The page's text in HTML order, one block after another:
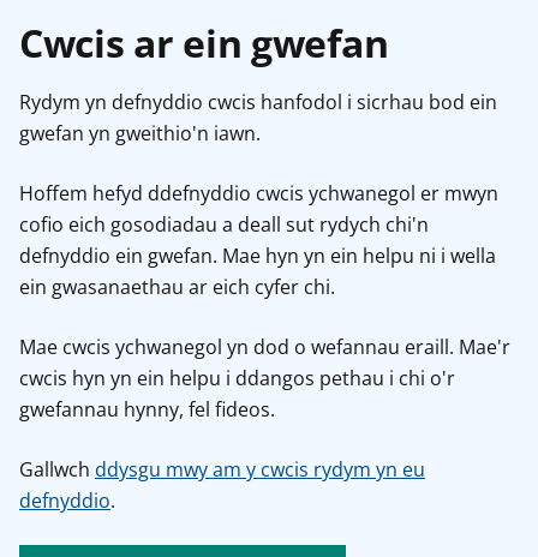
Cwcis ar ein gwefan
Rydym yn defnyddio cwcis hanfodol i sicrhau bod ein
gwefan yn gweithio'n iawn.
Hoffem hefyd ddefnyddio cwcis ychwanegol er mwyn
cofio eich gosodiadau a deall sut rydych chi'n
defnyddio ein gwefan. Mae hyn yn ein helpu ni i wella
ein gwasanaethau ar eich cyfer chi.
Mae cwcis ychwanegol yn dod o wefannau eraill. Mae'r
cwcis hyn yn ein helpu i ddangos pethau i chi o'r
gwefannau hynny, fel fideos.
Gallwch ddysgu mwy am y cwcis rydym yn eu
defnyddio.